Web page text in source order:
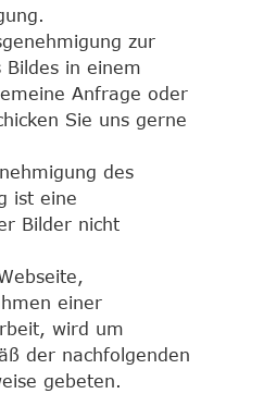
zur
Bildes in einem
Anfrage oder
Sie uns gerne
des
ist eine
Bilder nicht
einer
wird um
der nachfolgenden
gebeten.